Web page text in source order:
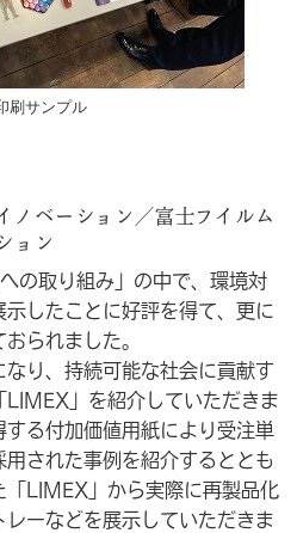
刷サンプル
ノベーション／富士フイルム
ョン
の取り組み」の中で、環境対
したことに好評を得て、更に
られました。
り、持続可能な社会に貢献す
LIMEX」を紹介していただきま
る付加価値用紙により受注単
された事例を紹介するととも
「LIMEX」から実際に再製品化
ーなどを展示していただきま